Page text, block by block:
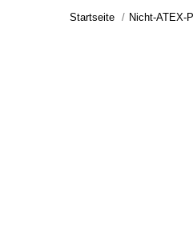
Startseite Nicht-ATEX-